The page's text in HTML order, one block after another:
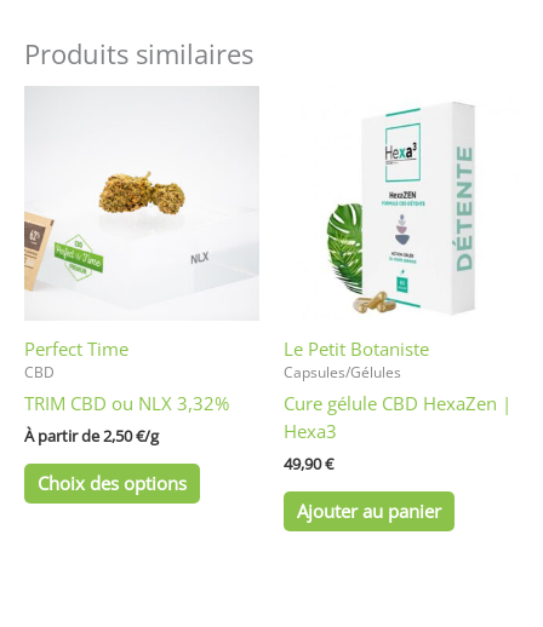
Produits similaires
Perfect Time
CBD
TRIM CBD ou NLX 3,32%
À partir de 2,50€/g
Choix des options
options
la
du
Le Petit Botaniste
Capsules/Gélules
Cure gélule CBD HexaZen |
Hexa3
49,90€
Ajouter au panier